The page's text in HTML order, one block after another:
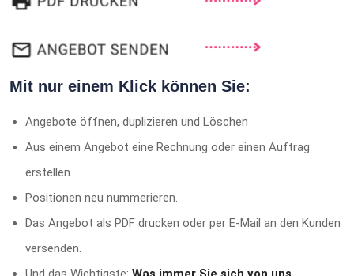
Mit nur einem Klick können Sie:
Angebote öffnen, duplizieren und Löschen
Aus einem Angebot eine Rechnung oder einen Auftrag
erstellen.
Positionen neu nummerieren.
Das Angebot als PDF drucken oder per E-Mail an den Kunden
versenden.